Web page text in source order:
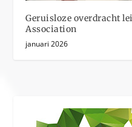
Geruisloze overdracht
Association
januari 2026